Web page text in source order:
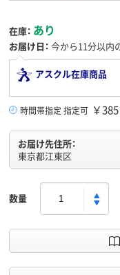
在庫： あり
お届け日： 今から11分以内
アスクル在庫商品
時間帯指定 指定可 ￥385
お届け先住所：
東京都江東区
数量